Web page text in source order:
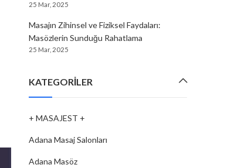
25 Mar, 2025
Masajın Zihinsel ve Fiziksel Faydaları:
Masözlerin Sunduğu Rahatlama
25 Mar, 2025
KATEGORILER
+ MASAJEST +
Adana Masaj Salonları
Adana Masöz